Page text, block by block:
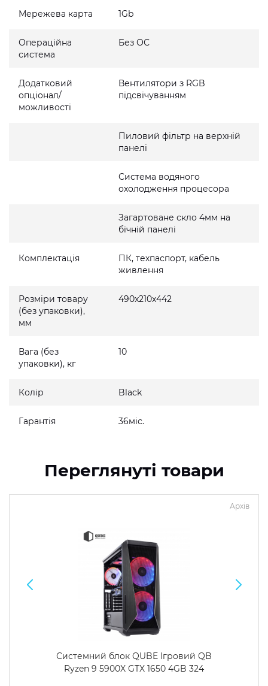
Мережева карта 1Gb
Операційна
система
Без ОС
Додатковий
опціонал/
можливості
Вентилятори з RGB
підсвічуванням
Пиловий фільтр на верхній
панелі
Система водяного
охолодження процесора
Загартоване скло 4мм на
бічній панелі
Комплектація
ПК, техпаспорт, кабель
живлення
Розміри товару
(без упаковки),
мм
490x210x442
Вага (без
упаковки), кг
10
Колір Black
Гарантія 36міс.
Переглянуті товари
Архів
Системний блок QUBE Ігровий QB
Ryzen 9 5900X GTX 1650 4GB 324